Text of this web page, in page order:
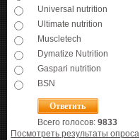
Universal nutrition
Ultimate nutrition
Muscletech
Dymatize Nutrition
Gaspari nutrition
BSN
Всего голосов: 9833
Посмотреть результаты опроса